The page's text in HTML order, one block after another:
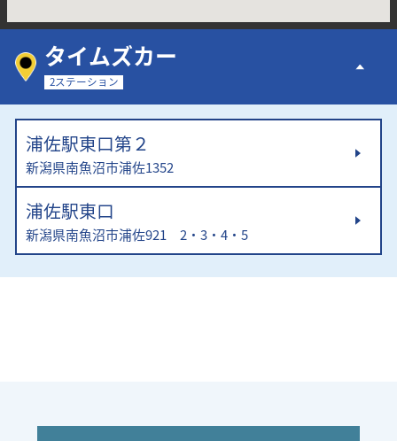
タイムズカー
2ステーション
浦佐駅東口第２
新潟県南魚沼市浦佐1352
浦佐駅東口
新潟県南魚沼市浦佐921 2・3・4・5